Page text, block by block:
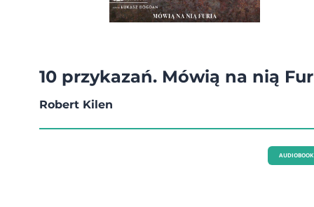
10 przykazań. Mówią na nią
Robert Kilen
AUDIOBOOK